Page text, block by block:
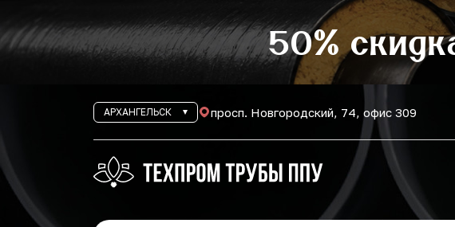
50%
АРХАНГЕЛЬСК просп. Новгородский, 74, офис 309